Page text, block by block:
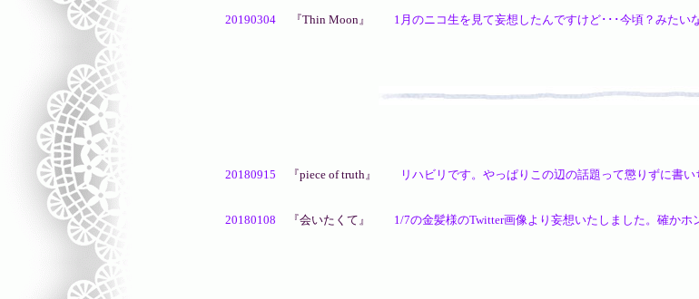
20190304 『Thin Moon』 1月のニコ生を見て妄想したんですけど･･･今頃？みたいな
20180915 『piece of truth』 リハビリです。やっぱりこの辺の話題って懲りずに書い
20180108 『会いたくて』 1/7の金髪様のTwitter画像より妄想いたしました。確かホ